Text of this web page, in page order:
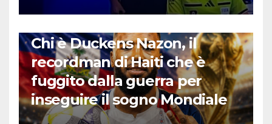
Chi è Duckens Nazon, il
recordman di Haiti che è
fuggito dalla guerra per
inseguire il sogno Mondiale